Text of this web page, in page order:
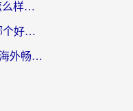
在澳洲玩天下-异兽山海怎么样才能不卡？一份给南半球玩家的自救指南
使命召唤OL国外加速器哪个好用？海外玩家亲测的国服游戏加速终极指南
国外可以打幻想江湖吗？海外畅玩国服游戏的终极指南